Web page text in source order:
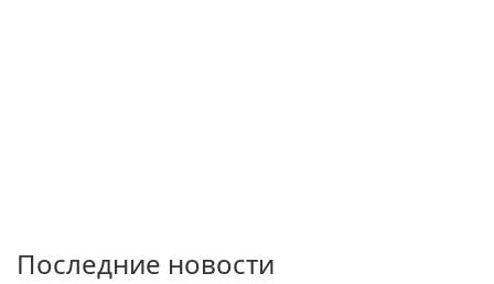
Последние новости